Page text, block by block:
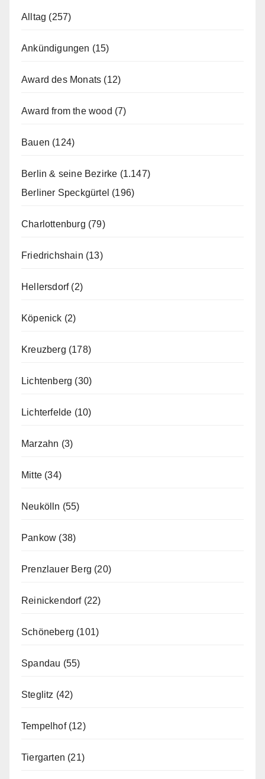
Alltag (257)
Ankündigungen (15)
Award des Monats (12)
Award from the wood (7)
Bauen (124)
Berlin & seine Bezirke (1.147)
Berliner Speckgürtel (196)
Charlottenburg (79)
Friedrichshain (13)
Hellersdorf(2)
Köpenick (2)
Kreuzberg (178)
Lichtenberg (30)
Lichterfelde (10)
Marzahn (3)
Mitte (34)
Neukölln (55)
Pankow (38)
Prenzlauer Berg (20)
Reinickendorf(22)
Schöneberg (101)
Spandau (55)
Steglitz (42)
Tempelhof(12)
Tiergarten (21)